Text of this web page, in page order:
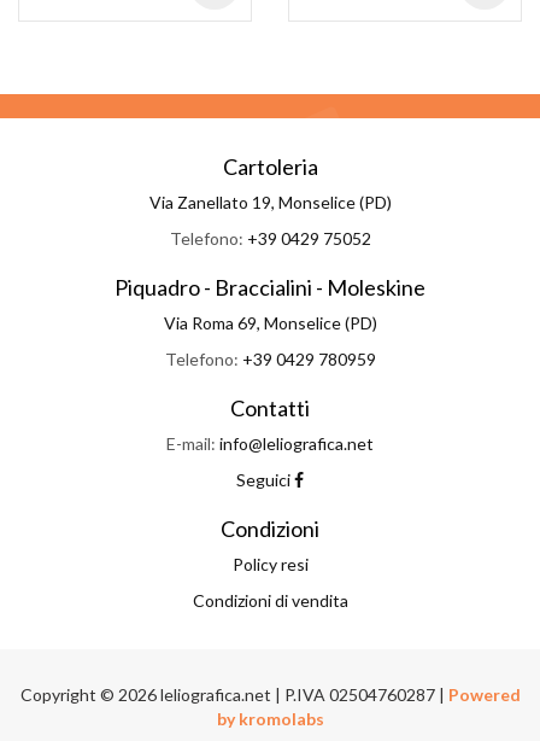
Cartoleria
Via Zanellato 19, Monselice (PD)
Telefono: +39 0429 75052
Piquadro - Braccialini - Moleskine
Via Roma 69, Monselice (PD)
Telefono: +39 0429 780959
Contatti
E-mail: info@leliografica.net
Seguici
Condizioni
Policy resi
Condizioni di vendita
Copyright © 2026 leliografica.net | P.IVA 02504760287 | Powered
by kromolabs